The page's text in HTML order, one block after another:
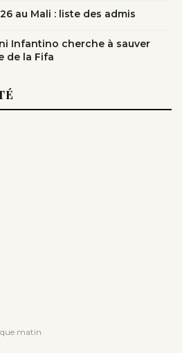
au Mali : liste des admis
Infantino cherche à sauver
de la Fifa
matin